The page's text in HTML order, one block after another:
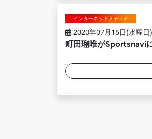
インターネットメディア
2020年07月15日(水曜日)
町田瑠唯がSportsnavi